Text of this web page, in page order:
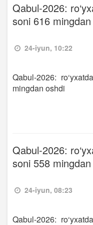
Qabul-2026:
soni 616
24-iyun, 10:22
Qabul-2026:
mingdan oshdi
Qabul-2026:
soni 558
24-iyun, 08:23
Qabul-2026: